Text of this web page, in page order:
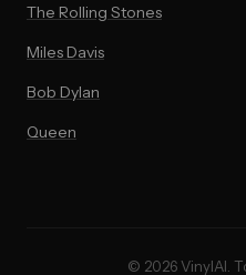
The Rolling Stones
Miles Davis
Bob Dylan
Queen
© 2026 VinylAI.